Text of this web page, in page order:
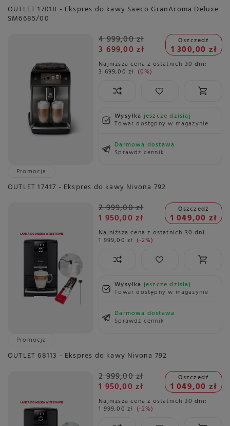
OUTLET 17018 - Ekspres do kawy Saeco GranAroma Deluxe
SM6685/00
4 999,00 zł
3 699,00 zł
Oszczedź
1 300,00 zł
Najniższa cena z ostatnich 30 dni:
3 699,00 zł 0%
Wysyłkajeszcze dzisiaj
Towar dostępny w magazynie
Darmowa dostawa
Sprawdź cennik
Promocja
OUTLET 17417 - Ekspres do kawy Nivona 792
2 999,00 zł
1 950,00 zł
Oszczedź
1 049,00 zł
Najniższa cena z ostatnich 30 dni:
1 999,00 zł -2%
Wysyłkajeszcze dzisiaj
Towar dostępny w magazynie
Darmowa dostawa
Sprawdź cennik
Promocja
OUTLET 68113 - Ekspres do kawy Nivona 792
2 999,00 zł
1 950,00 zł
Oszczedź
1 049,00 zł
Najniższa cena z ostatnich 30 dni:
1 999,00 zł -2%